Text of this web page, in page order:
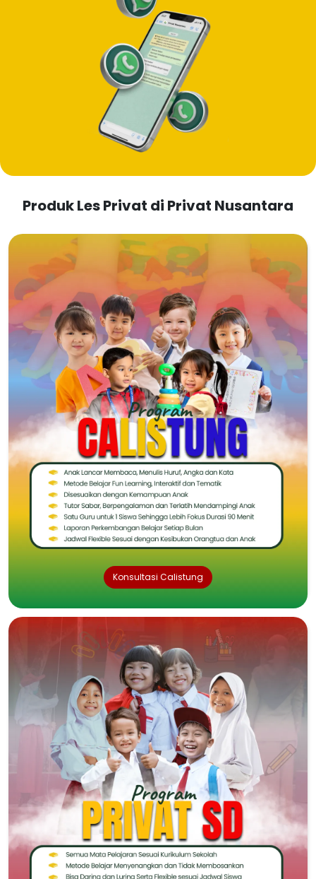
Produk Les Privat di Privat Nusantara
Konsultasi Calistung